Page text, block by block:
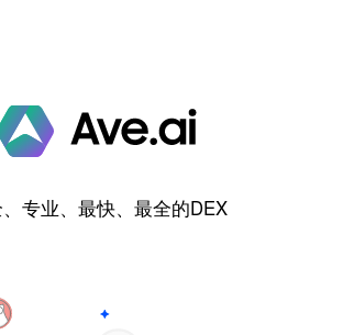
专业、最快、最全的DEX